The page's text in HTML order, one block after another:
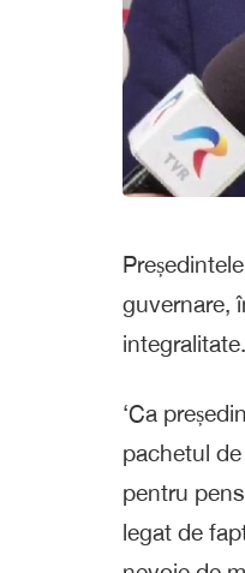
guvernare,
integralitate.
‘Ca
pachetul
pentru
legat de